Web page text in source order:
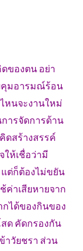
ของตน อย่า
คุมอารมณ์ร้อน
หนจะงานใหม่
ารจัดการด้าน
ดสร้างสรรค์
ห้เชื่อว่ามี
แต่ก็ต้องไม่ขยัน
ค่าเสียหายจาก
ได้ของกินของ
ด คัดกรองกัน
าวัยชรา ส่วน